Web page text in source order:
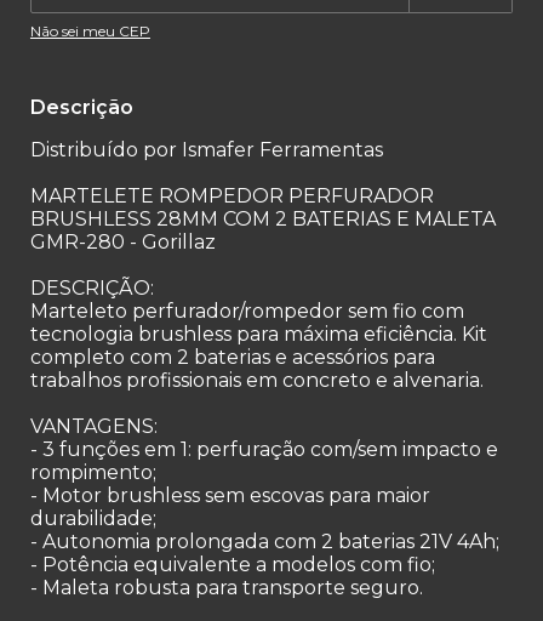
Não sei meu CEP
Descrição
Distribuído por Ismafer Ferramentas
MARTELETE ROMPEDOR PERFURADOR
BRUSHLESS 28MM COM 2 BATERIAS E MALETA
GMR-280 - Gorillaz
DESCRIÇÃO:
Marteleto perfurador/rompedor sem fio com
tecnologia brushless para máxima eficiência. Kit
completo com 2 baterias e acessórios para
trabalhos profissionais em concreto e alvenaria.
VANTAGENS:
- 3 funções em 1: perfuração com/sem impacto e
rompimento;
- Motor brushless sem escovas para maior
durabilidade;
- Autonomia prolongada com 2 baterias 21V 4Ah;
- Potência equivalente a modelos com fio;
- Maleta robusta para transporte seguro.